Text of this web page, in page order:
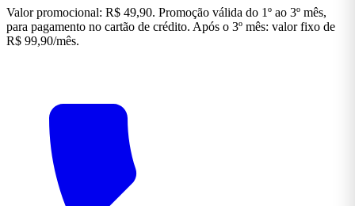
Valor promocional: R$ 49,90. Promoção válida do 1º ao 3º mês,
para pagamento no cartão de crédito. Após o 3º mês: valor fixo de
R$ 99,90/mês.